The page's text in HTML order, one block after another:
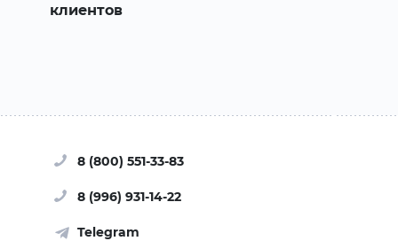
клиентов
8 (800) 551-33-83
8 (996) 931-14-22
Telegram